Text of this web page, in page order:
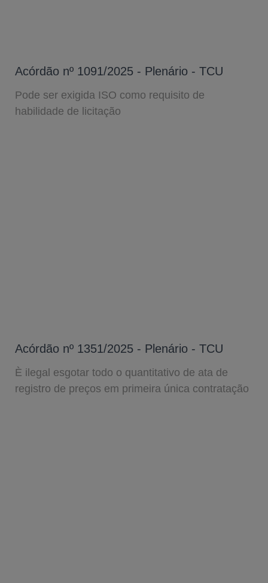
Acórdão nº 1091/2025 - Plenário - TCU
Pode ser exigida ISO como requisito de
habilidade de licitação
Acórdão nº 1351/2025 - Plenário - TCU
È ilegal esgotar todo o quantitativo de ata de
registro de preços em primeira única contratação